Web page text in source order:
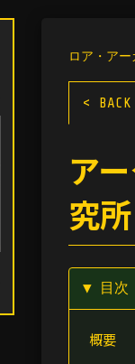
ロア・アー
<
ア
究所
▼ 目次
概要